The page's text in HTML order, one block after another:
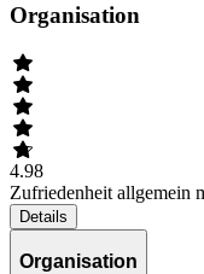
Organisation
4.98
Zufriedenheit allgemein
Details
Organisation